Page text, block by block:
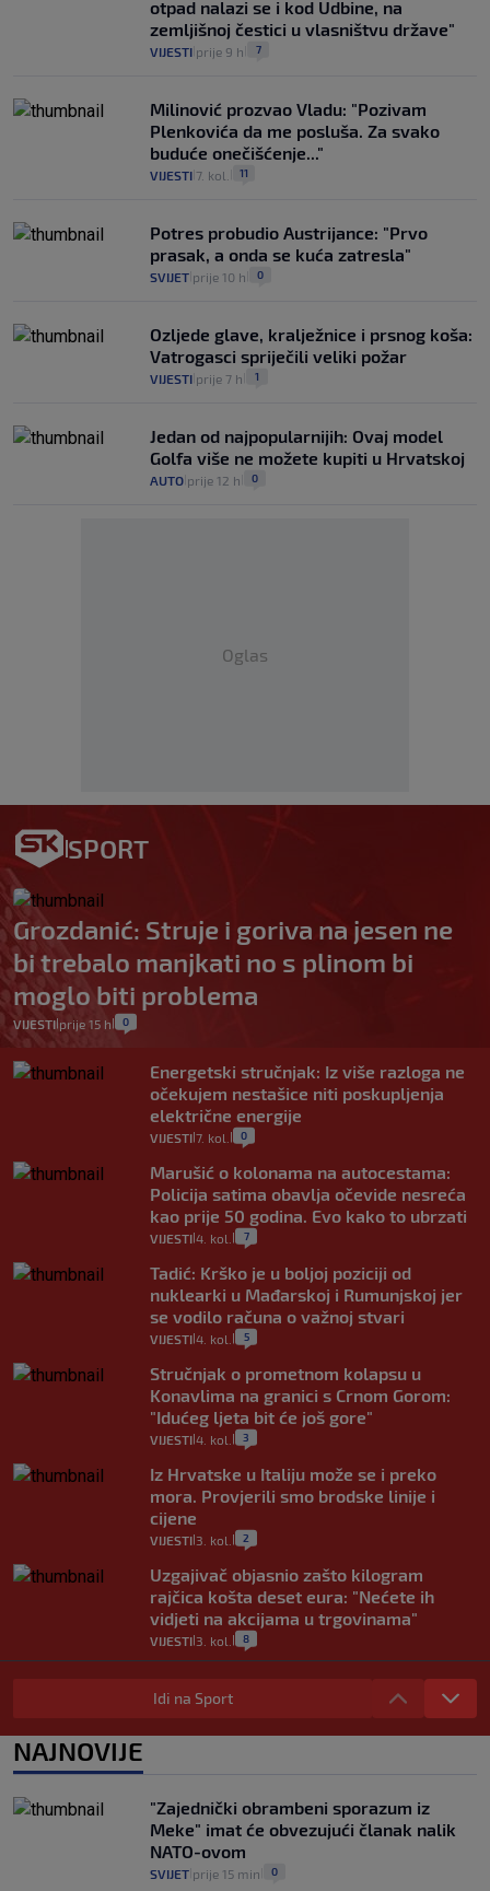
otpad nalazi se i kod Udbine, na
zemljišnoj čestici u vlasništvu države"
VIJESTI prije 9 h 7
Milinović prozvao Vladu: "Pozivam
Plenkovića da me posluša. Za svako
buduće onečišćenje..."
VIJESTI 7. kol. 11
Potres probudio Austrijance: "Prvo
prasak, a onda se kuća zatresla"
SVIJET prije 10 h 0
Ozljede glave, kralježnice i prsnog koša:
Vatrogasci spriječili veliki požar
VIJESTI prije 7 h 1
Jedan od najpopularnijih: Ovaj model
Golfa više ne možete kupiti u Hrvatskoj
AUTO prije 12 h 0
Oglas
SPORT
Grozdanić: Struje i goriva na jesen ne
bi trebalo manjkati no s plinom bi
moglo biti problema
VIJESTI prije 15 h 0
Energetski stručnjak: Iz više razloga ne
očekujem nestašice niti poskupljenja
električne energije
VIJESTI 7. kol. 0
Marušić o kolonama na autocestama:
Policija satima obavlja očevide nesreća
kao prije 50 godina. Evo kako to ubrzati
VIJESTI 4. kol. 7
Tadić: Krško je u boljoj poziciji od
nuklearki u Mađarskoj i Rumunjskoj jer
se vodilo računa o važnoj stvari
VIJESTI 4. kol. 5
Stručnjak o prometnom kolapsu u
Konavlima na granici s Crnom Gorom:
"Idućeg ljeta bit će još gore"
VIJESTI 4. kol. 3
Iz Hrvatske u Italiju može se i preko
mora. Provjerili smo brodske linije i
cijene
VIJESTI 3. kol. 2
Uzgajivač objasnio zašto kilogram
rajčica košta deset eura: "Nećete ih
vidjeti na akcijama u trgovinama"
VIJESTI 3. kol. 8
Selidba je jedno od stresnijih iskustava.
Evo aktualnih cijena i nekoliko savjeta
0
automobilom na Hvar iz Zagreba, a
koliko iz Osijeka
14
Idi na Sport
NAJNOVIJE
"Zajednički obrambeni sporazum iz
Meke" imat će obvezujući članak nalik
NATO-ovom
SVIJET prije 15 min 0